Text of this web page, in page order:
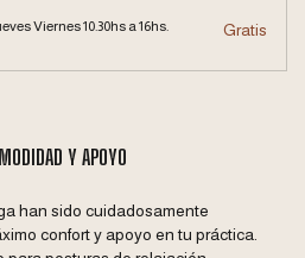
Viernes 10.30hs a 16hs.
Gratis
Y APOYO
han sido cuidadosamente
confort y apoyo en tu práctica.